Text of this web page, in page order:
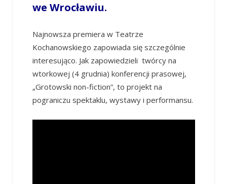
we Wrocławiu.
Najnowsza premiera w Teatrze
Kochanowskiego zapowiada się szczególnie
interesująco. Jak zapowiedzieli twórcy na
wtorkowej (4 grudnia) konferencji prasowej,
„Grotowski non-fiction”, to projekt na
pograniczu spektaklu, wystawy i performansu.